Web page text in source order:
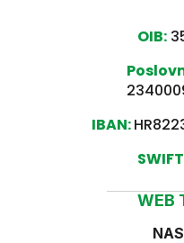
OIB:
IBAN:
WEB